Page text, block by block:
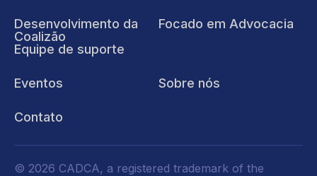
Desenvolvimento da
Coalizão
Equipe de suporte
Focado em Advocacia
Eventos Sobre nós
Contato
© 2026 CADCA, a registered trademark of the